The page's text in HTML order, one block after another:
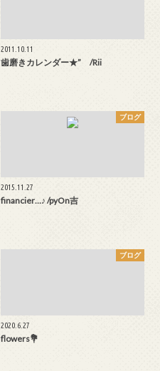
2011.10.11
歯磨きカレンダー★” /Rii
ブログ
2015.11.27
financier…♪ /pyOn吉
ブログ
2020.6.27
flowers💐